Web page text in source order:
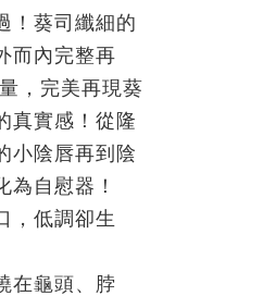
！葵司纖細的
而內完整再
，完美再現葵
真實感！從隆
小陰唇再到陰
為自慰器！
，低調卻生
在龜頭、脖